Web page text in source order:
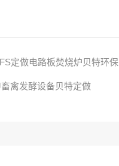
定做电路板焚烧炉贝特环保
禽发酵设备贝特定做